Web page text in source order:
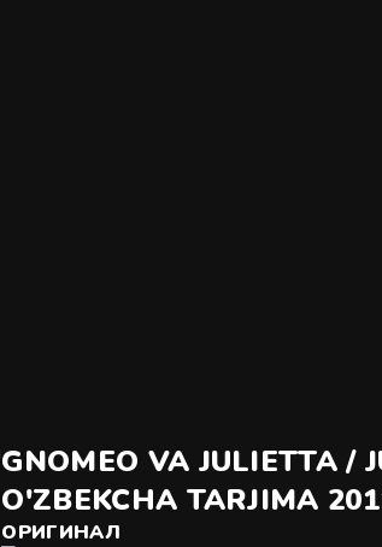
GNOMEO VA JULIETTA /
O'ZBEKCHA TARJIMA
ОРИГИНАЛ